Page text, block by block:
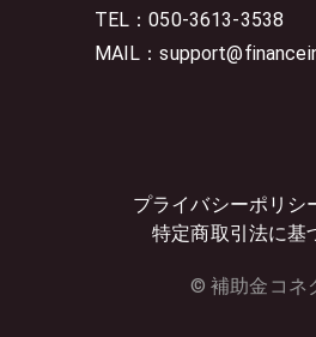
TEL：050-3613-3538
MAIL：
プライバシーポリシ
特定商取引法に基
© 補助金コネ